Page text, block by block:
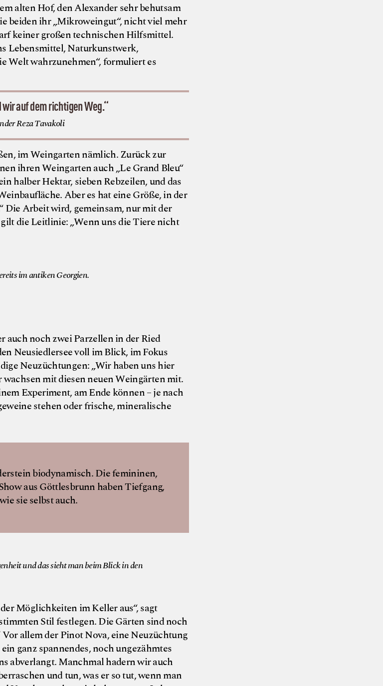
alten Hof, den Alexander sehr behutsam
beiden ihr „Mikroweingut“, nicht viel mehr
keiner großen technischen Hilfsmittel.
Lebensmittel, Naturkunstwerk,
Welt wahrzunehmen“, formuliert es
auf dem richtigen Weg.“
Reza Tavakoli
im Weingarten nämlich. Zurück zur
ihren Weingarten auch „Le Grand Bleu“
halber Hektar, sieben Rebzeilen, und das
Aber es hat eine Größe, in der
Die Arbeit wird, gemeinsam, nur mit der
die Leitlinie: „Wenn uns die Tiere nicht
im antiken Georgien.
auch noch zwei Parzellen in der Ried
Neusiedlersee voll im Blick, im Fokus
Neuzüchtungen: „Wir haben uns hier
mit diesen neuen Weingärten mit.
Experiment, am Ende können – je nach
stehen oder frische, mineralische
biodynamisch. Die femininen,
aus Göttlesbrunn haben Tiefgang,
sie selbst auch.
und das sieht man beim Blick in den
Möglichkeiten im Keller aus“, sagt
Stil festlegen. Die Gärten sind noch
allem der Pinot Nova, eine Neuzüchtung
ganz spannendes, noch ungezähmtes
abverlangt. Manchmal hadern wir auch
und tun, was er so tut, wenn man